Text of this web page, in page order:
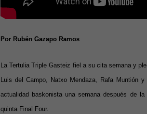
Por Rubén Gazapo Ramos
La Tertulia Triple Gasteiz fiel a su cita semana y
Luis del Campo, Natxo Mendaza, Rafa Muntión
actualidad baskonista una semana después de
quinta Final Four.